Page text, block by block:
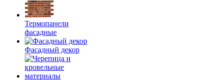
Термопанели
фасадные
Фасадный декор